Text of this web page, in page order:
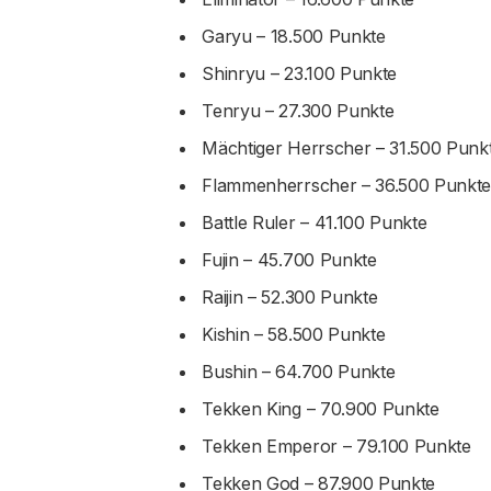
Garyu – 18.500 Punkte
Shinryu – 23.100 Punkte
Tenryu – 27.300 Punkte
Mächtiger Herrscher – 31.500
Flammenherrscher – 36.500 Punkte
Battle Ruler – 41.100 Punkte
Fujin – 45.700 Punkte
Raijin – 52.300 Punkte
Kishin – 58.500 Punkte
Bushin – 64.700 Punkte
Tekken King – 70.900 Punkte
Tekken Emperor – 79.100 Punkte
Tekken God – 87.900 Punkte